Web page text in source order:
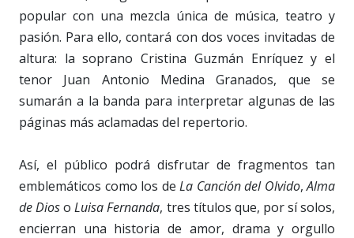
popular con una mezcla única de música, teatro y
pasión. Para ello, contará con dos voces invitadas de
altura: la soprano Cristina Guzmán Enríquez y el
tenor Juan Antonio Medina Granados, que se
sumarán a la banda para interpretar algunas de las
páginas más aclamadas del repertorio.
Así, el público podrá disfrutar de fragmentos tan
emblemáticos como los de La Canción del Olvido,Alma
de DiosoLuisa Fernanda, tres títulos que, por sí solos,
encierran una historia de amor, drama y orgullo